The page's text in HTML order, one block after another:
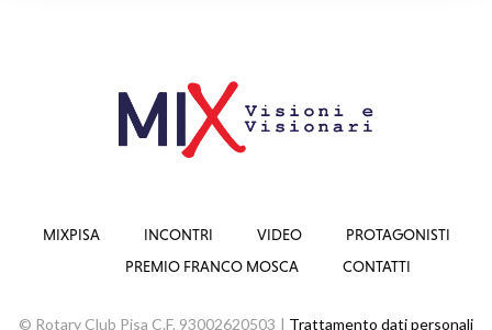
MIXPISA INCONTRI VIDEO
PROTAGONISTI
PREMIO FRANCO MOSCA
CONTATTI
© Rotary Club Pisa C.F. 93002620503 | Trattamento dati personali